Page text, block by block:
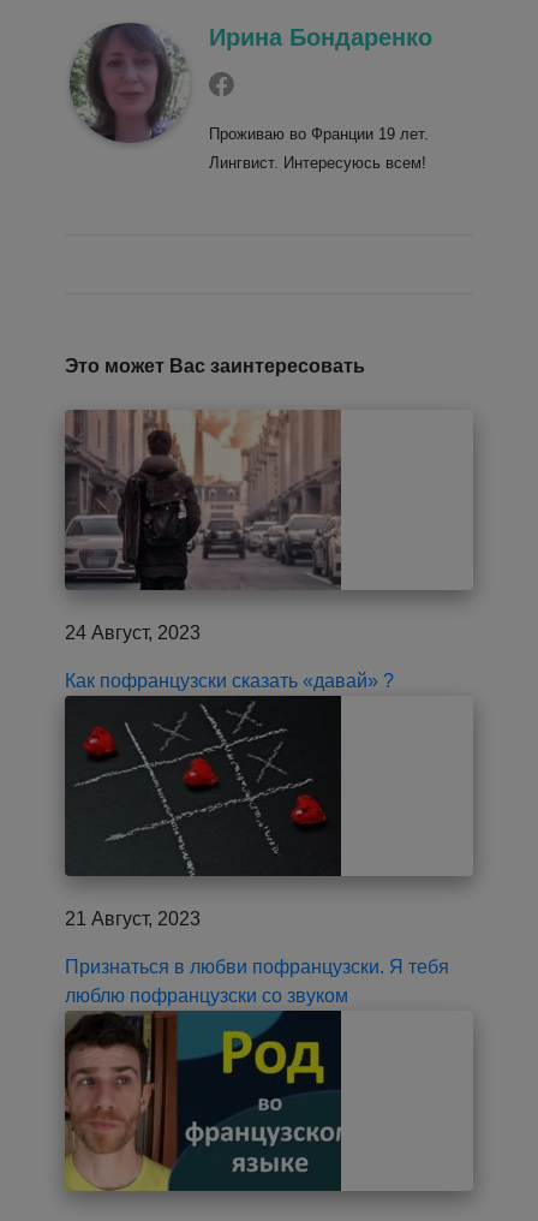
Ирина Бондаренко
Проживаю во Франции 19 лет.
Лингвист. Интересуюсь всем!
Это может Вас заинтересовать
24 Август, 2023
Как пофранцузски сказать «давай» ?
21 Август, 2023
Признаться в любви пофранцузски. Я тебя
люблю пофранцузски со звуком